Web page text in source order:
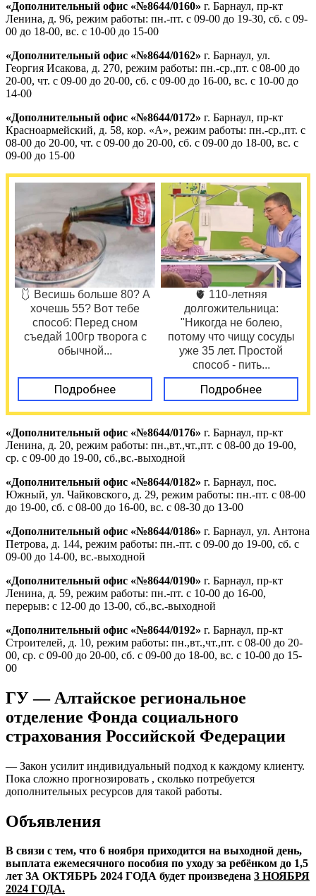
«Дополнительный офис «№8644/0160» г. Барнаул, пр-кт
Ленина, д. 96, режим работы: пн.-пт. с 09-00 до 19-30, сб. с 09-
00 до 18-00, вс. с 10-00 до 15-00
«Дополнительный офис «№8644/0162» г. Барнаул, ул.
Георгия Исакова, д. 270, режим работы: пн.-ср.,пт. с 08-00 до
20-00, чт. с 09-00 до 20-00, сб. с 09-00 до 16-00, вс. с 10-00 до
14-00
«Дополнительный офис «№8644/0172» г. Барнаул, пр-кт
Красноармейский, д. 58, кор. «А», режим работы: пн.-ср.,пт. с
08-00 до 20-00, чт. с 09-00 до 20-00, сб. с 09-00 до 18-00, вс. с
09-00 до 15-00
🩱 Весишь больше 80? А
хочешь 55? Вот тебе
способ: Перед сном
съедай 100гр творога с
обычной...
Подробнее
🫀 110-летняя
долгожительница:
"Никогда не болею,
потому что чищу сосуды
уже 35 лет. Простой
способ - пить...
Подробнее
«Дополнительный офис «№8644/0176» г. Барнаул, пр-кт
Ленина, д. 20, режим работы: пн.,вт.,чт.,пт. с 08-00 до 19-00,
ср. с 09-00 до 19-00, сб.,вс.-выходной
«Дополнительный офис «№8644/0182» г. Барнаул, пос.
Южный, ул. Чайковского, д. 29, режим работы: пн.-пт. с 08-00
до 19-00, сб. с 08-00 до 16-00, вс. с 08-30 до 13-00
«Дополнительный офис «№8644/0186» г. Барнаул, ул. Антона
Петрова, д. 144, режим работы: пн.-пт. с 09-00 до 19-00, сб. с
09-00 до 14-00, вс.-выходной
«Дополнительный офис «№8644/0190» г. Барнаул, пр-кт
Ленина, д. 59, режим работы: пн.-пт. с 10-00 до 16-00,
перерыв: с 12-00 до 13-00, сб.,вс.-выходной
«Дополнительный офис «№8644/0192» г. Барнаул, пр-кт
Строителей, д. 10, режим работы: пн.,вт.,чт.,пт. с 08-00 до 20-
00, ср. с 09-00 до 20-00, сб. с 09-00 до 18-00, вс. с 10-00 до 15-
00
ГУ — Алтайское региональное
отделение Фонда социального
страхования Российской Федерации
— Закон усилит индивидуальный подход к каждому клиенту.
Пока сложно прогнозировать , сколько потребуется
дополнительных ресурсов для такой работы.
Объявления
В связи с тем, что 6 ноября приходится на выходной день,
выплата ежемесячного пособия по уходу за ребёнком до 1,5
лет ЗА ОКТЯБРЬ 2024 ГОДА будет произведена 3 НОЯБРЯ
2024 ГОДА.